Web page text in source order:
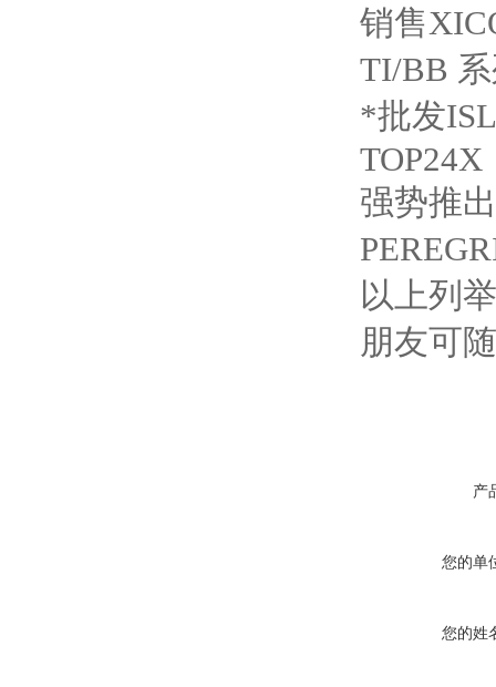
销售
TI/BB
*批发
TOP24X
强势推
以上列
朋友可
产
您的单
您的姓